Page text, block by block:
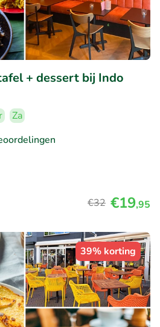
+ dessert bij Indo
Za
€32 €19,95
39% korting